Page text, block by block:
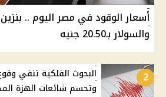
والسولار بـ20.50 جنيه
2
البحوث الفلكية تنفي
وتحسم شائعات الهزة